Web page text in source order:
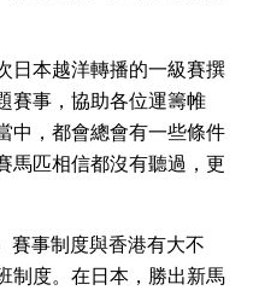
日本越洋轉播的一級賽撰
賽事，協助各位運籌帷
中，都會總會有一些條件
馬匹相信都沒有聽過，更
賽事制度與香港有大不
制度。在日本，勝出新馬